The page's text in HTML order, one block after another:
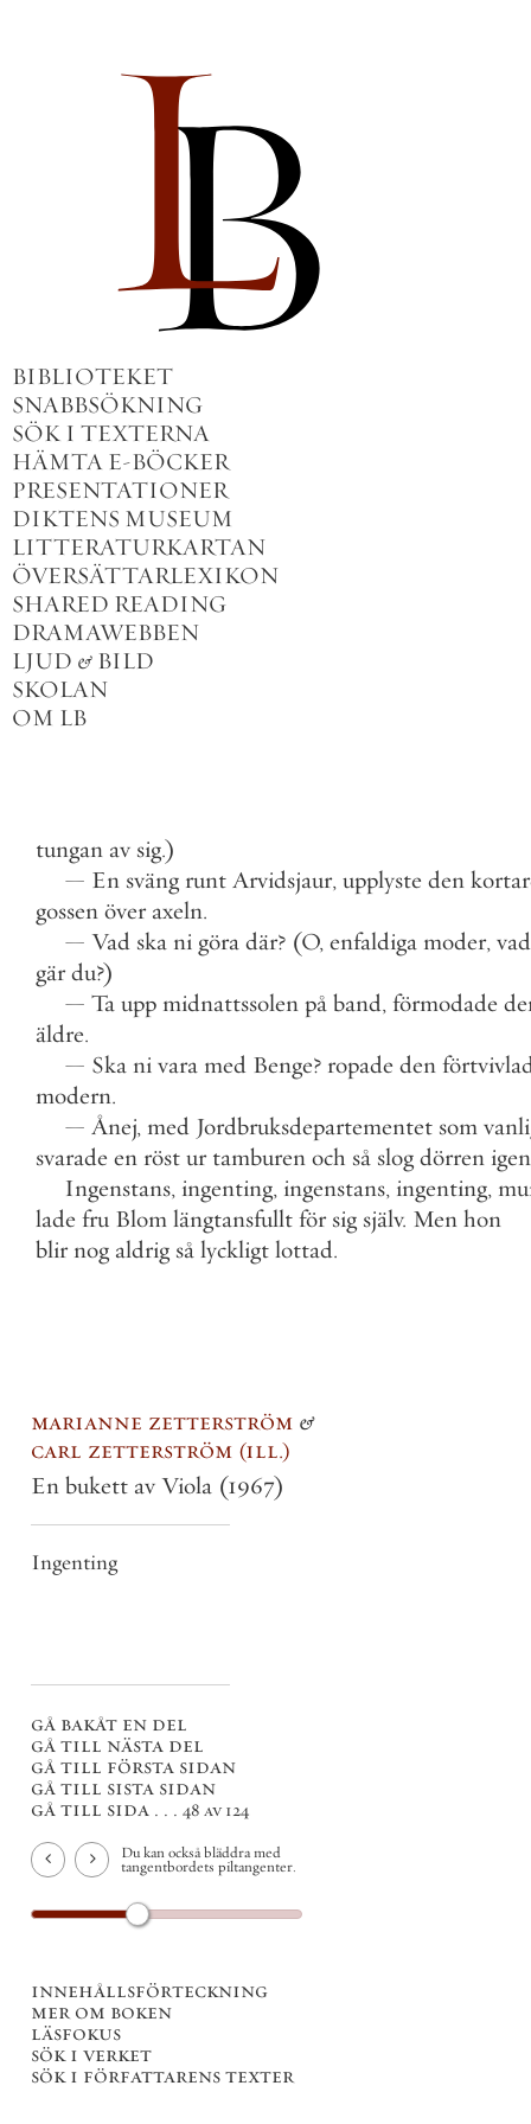
BIBLIOTEKET
SNABBSÖKNING
SÖK I TEXTERNA
HÄMTA E-BÖCKER
PRESENTATIONER
DIKTENS MUSEUM
LITTERATURKARTAN
ÖVERSÄTTARLEXIKON
SHARED READING
DRAMAWEBBEN
LJUD & BILD
SKOLAN
OM LB
tungan av sig.)
— En sväng runt Arvidsjaur, upplyste den
gossen över axeln.
— Vad ska ni göra där? (O, enfaldiga moder, vad
gär du?)
— Ta upp midnattssolen på band, förmodade
äldre.
— Ska ni vara med Benge? ropade den
modern.
— Ånej, med Jordbruksdepartementet som
svarade en röst ur tamburen och så slog dörren igen
Ingenstans, ingenting, ingenstans, ingenting,
lade fru Blom längtansfullt för sig själv. Men hon
blir nog aldrig så lyckligt lottad.
marianne zetterström &
carl zetterström ill.
En bukett av Viola (1967)
Ingenting
gå bakåt en del
gå till nästa del
gå till första sidan
gå till sista sidan
gå till sida . . . 48 av 124
Du kan också bläddra med
tangentbordets piltangenter.
innehållsförteckning
mer om boken
läsfokus
sök i verket
sök i författarens texter